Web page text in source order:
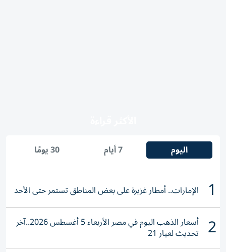
اليوم 7 أيام 30 يومًا
1 الإمارات.. أمطار غزيرة على بعض المناطق تستمر حتى الأحد
2 أسعار الذهب اليوم في مصر الأربعاء 5 أغسطس 2026..آخر
تحديث لعيار 21